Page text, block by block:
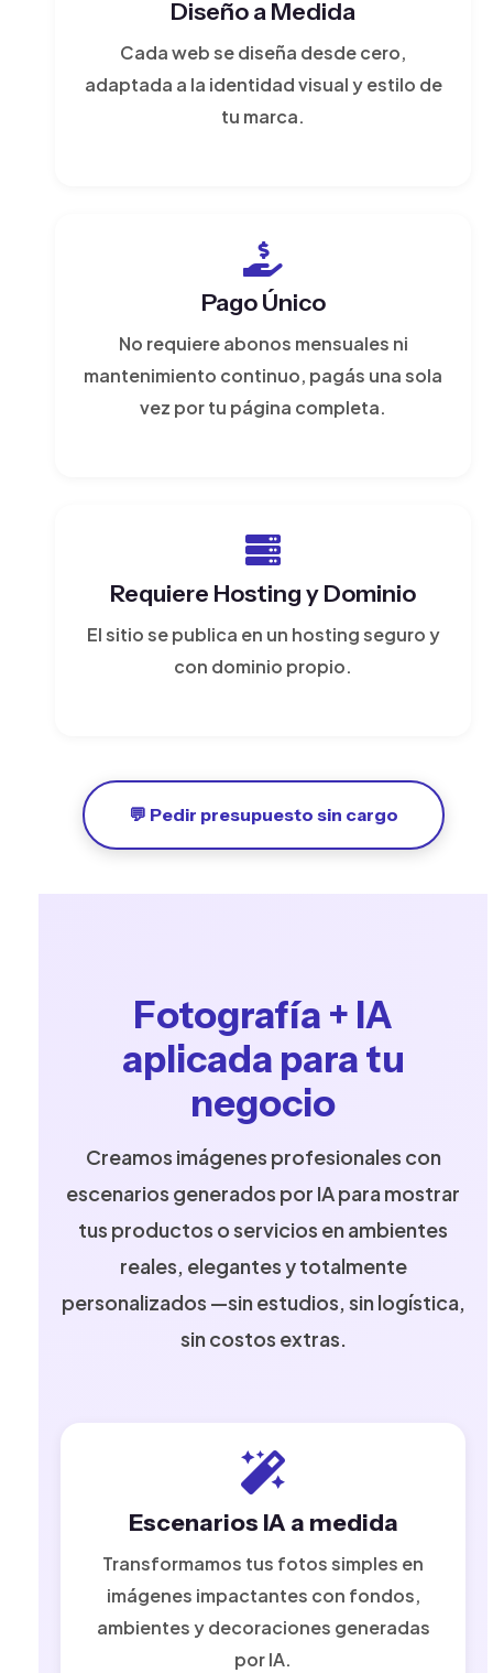
Diseño a Medida
Cada web se diseña desde cero,
adaptada a la identidad visual y estilo de
tu marca.
Pago Único
No requiere abonos mensuales ni
mantenimiento continuo, pagás una sola
vez por tu página completa.
Requiere Hosting y Dominio
El sitio se publica en un hosting seguro y
con dominio propio.
💬 Pedir presupuesto sin cargo
Fotografía + IA
aplicada para tu
negocio
Creamos imágenes profesionales con
escenarios generados por IA para mostrar
tus productos o servicios en ambientes
reales, elegantes y totalmente
personalizados —sin estudios, sin logística,
sin costos extras.
Escenarios IA a medida
Transformamos tus fotos simples en
imágenes impactantes con fondos,
ambientes y decoraciones generadas
por IA.